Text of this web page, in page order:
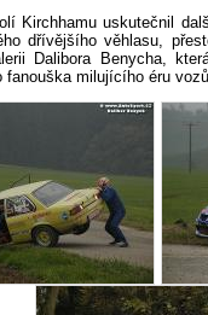
Kirchhamu uskutečnil
dřívějšího věhlasu,
Dalibora Benycha,
fanouška milujícího éru